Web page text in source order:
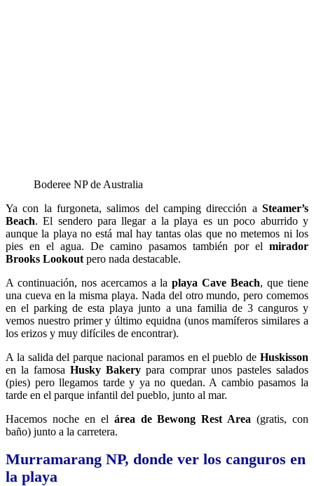
Boderee NP de Australia
Ya con la furgoneta, salimos del camping dirección a Steamer’s
Beach. El sendero para llegar a la playa es un poco aburrido y
aunque la playa no está mal hay tantas olas que no metemos ni los
pies en el agua. De camino pasamos también por el mirador
Brooks Lookout pero nada destacable.
A continuación, nos acercamos a laplaya Cave Beach, que tiene
una cueva en la misma playa. Nada del otro mundo, pero comemos
en el parking de esta playa junto a una familia de 3 canguros y
vemos nuestro primer y último equidna (unos mamíferos similares a
los erizos y muy difíciles de encontrar).
A la salida del parque nacional paramos en el pueblo de Huskisson
en la famosa Husky Bakery para comprar unos pasteles salados
(pies) pero llegamos tarde y ya no quedan. A cambio pasamos la
tarde en el parque infantil del pueblo, junto al mar.
Hacemos noche en el área de Bewong Rest Area (gratis, con
baño) junto a la carretera.
Murramarang NP, donde ver los canguros en
la playa